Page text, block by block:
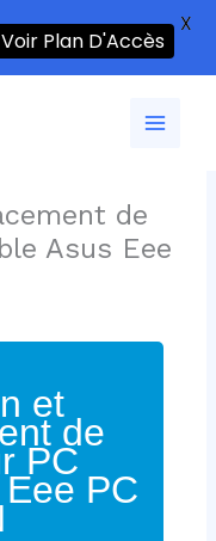
de
Asus Eee
et
de
PC
PC
Voir Plan D'Accès
X